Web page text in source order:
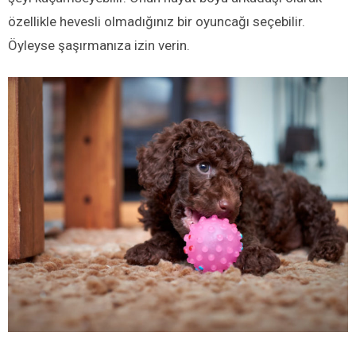
özellikle hevesli olmadığınız bir oyuncağı seçebilir.
Öyleyse şaşırmanıza izin verin.